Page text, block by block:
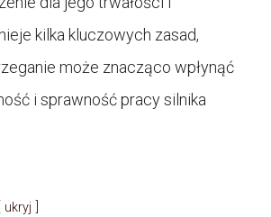
kilka kluczowych zasad,
może znacząco wpłynąć
i sprawność pracy silnika
ukryj